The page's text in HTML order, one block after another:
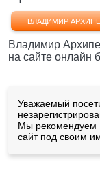
ВЛАДИМИР
Владимир
на сайте онлайн
Уважаемый
Мы рекомендуем
сайт под своим